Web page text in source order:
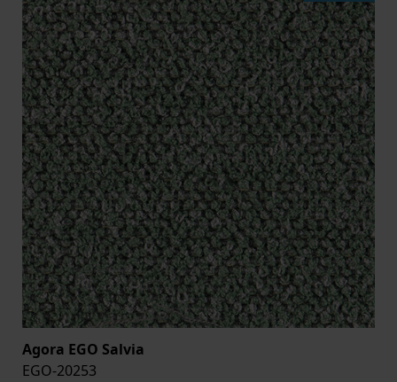
Agora EGO Salvia
EGO-20253